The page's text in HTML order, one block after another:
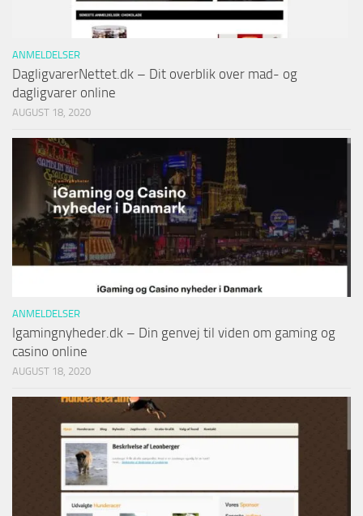
ANMELDELSER
DagligvarerNettet.dk – Dit overblik over mad- og
dagligvarer online
AUGUST 18, 2020
ANMELDELSER
Igamingnyheder.dk – Din genvej til viden om gaming og
casino online
AUGUST 18, 2020